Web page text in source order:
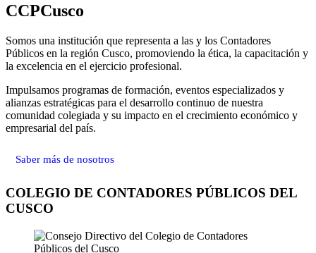
CCPCusco
Somos una institución que representa a las y los Contadores
Públicos en la región Cusco, promoviendo la ética, la capacitación y
la excelencia en el ejercicio profesional.
Impulsamos programas de formación, eventos especializados y
alianzas estratégicas para el desarrollo continuo de nuestra
comunidad colegiada y su impacto en el crecimiento económico y
empresarial del país.
Saber más de nosotros
COLEGIO DE CONTADORES PÚBLICOS DEL
CUSCO